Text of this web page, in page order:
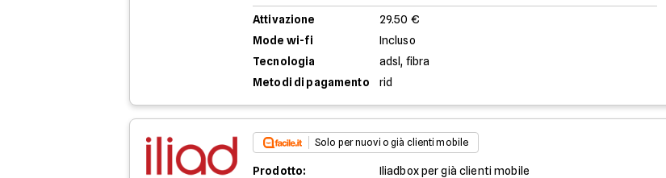
Attivazione
29.50 €
Mode wi-fi
Incluso
Tecnologia
adsl, fibra
Metodi di pagamento
rid
Solo per nuovi o già clienti mobile
Prodotto:
Iliadbox per già clienti mobile